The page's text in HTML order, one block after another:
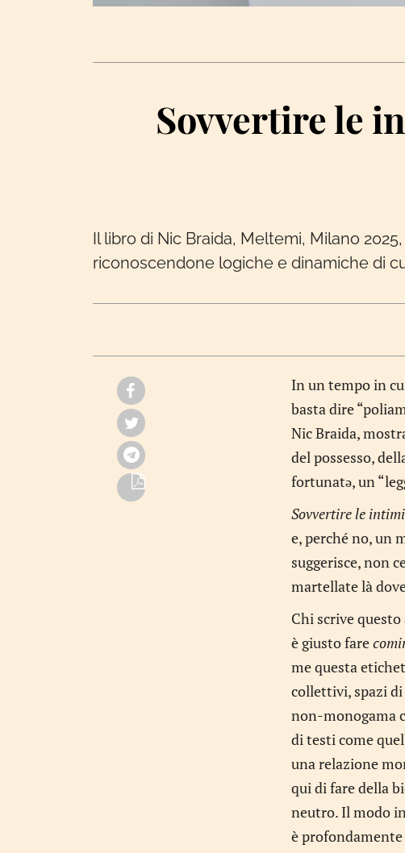
Sovvertire le
Il libro di Nic Braida, Meltemi, Milano
riconoscendone logiche e dinamiche di
In un tempo in
basta dire
Nic Braida,
del possesso,
fortunatə, un
Sovvertire le
e, perché no, un
suggerisce, non
martellate là
Chi scrive
è giusto fare
me questa
collettivi, spazi
non-monogama
di testi come
una relazione
qui di fare della
neutro. Il modo
è